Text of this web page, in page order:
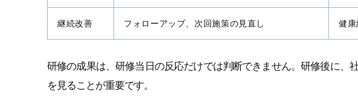
継続改善 フォローアップ、次回施策の見直し 健
研修の成果は、研修当日の反応だけでは判断できません。研修後に、
を見ることが重要です。